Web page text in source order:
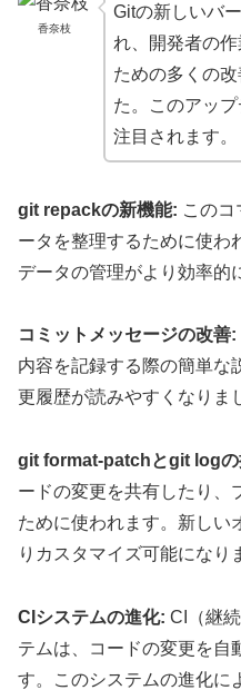
香奈枝
Gitの新しいバ
れ、開発者の
ための多くの
た。このアッ
注目されます。
git repackの新機能: この
ータを整理するために使わ
データの管理がより効率的
コミットメッセージの改善:
内容を記録する際の簡単な
更履歴が読みやすくなりま
git format-patchとgit logの
ードの変更を共有したり、
ために使われます。新しい
りカスタマイズ可能になり
CIシステムの進化: CI（継
テムは、コードの変更を自
す。このシステムの進化に